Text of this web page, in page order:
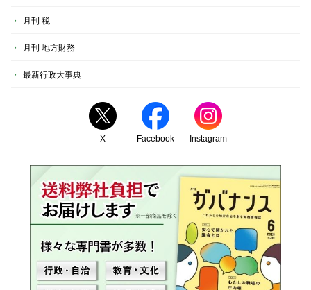
月刊 税
月刊 地方財務
最新行政大事典
X Facebook Instagram